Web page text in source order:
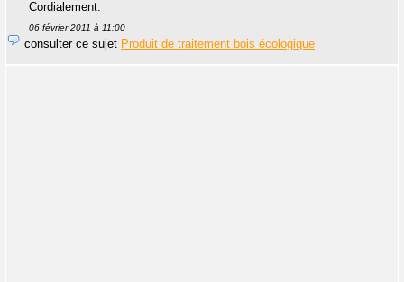
Cordialement.
06 février 2011 à 11:00
consulter ce sujet Produit de traitement bois écologique